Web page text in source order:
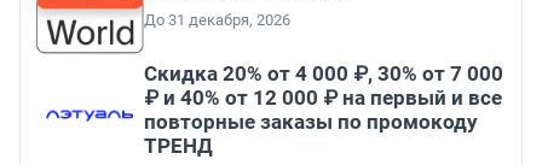
До 31 декабря, 2026
Скидка 20% от 4 000 ₽, 30% от 7 000
₽ и 40% от 12 000 ₽ на первый и все
повторные заказы по промокоду
ТРЕНД